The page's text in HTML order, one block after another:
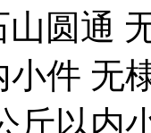
圆通
件 无
斤以内